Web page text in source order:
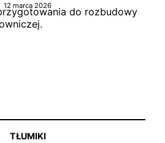
12 marca 2026
do rozbudowy
TŁUMIKI